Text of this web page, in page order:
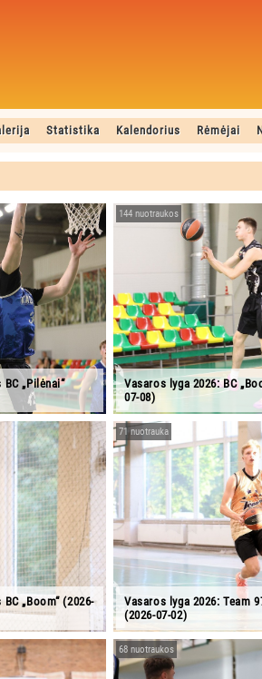
Statistika Kalendorius Rėmėjai
„Pilėnai“
Vasaros lyga 2026: BC
07-08)
144 nuotraukos
„Boom“ (2026-
Vasaros lyga 2026: Team
(2026-07-02)
71 nuotrauka
68 nuotraukos